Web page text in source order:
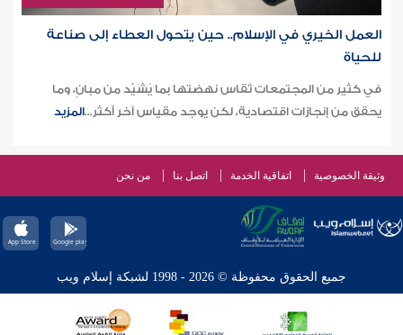
العمل الخيري في الإسلام.. حين يتحول العطاء إلى صناعة
للحياة
في كثير من المجتمعات تُقاس نهضتها بما يُشَيّد من مبانٍ، وما
يحقق من إنجازات اقتصادية، لكن يوجد مقياس آخر أكثر...المزيد
وثيقة الخصوصية اتفاقية الخدمة اتصل بنا من نحن
جميع الحقوق محفوظة © 2026 - 1998 لشبكة إسلام ويب